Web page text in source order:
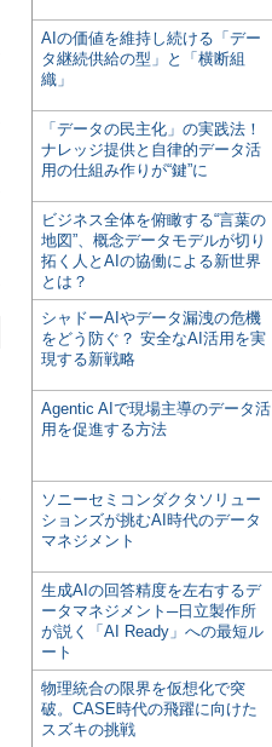
AIの価値を維持し続ける「デー
タ継続供給の型」と「横断組
織」
「データの民主化」の実践法！
ナレッジ提供と自律的データ活
用の仕組み作りが“鍵”に
ビジネス全体を俯瞰する“言葉の
地図”、概念データモデルが切り
拓く人とAIの協働による新世界
とは？
シャドーAIやデータ漏洩の危機
をどう防ぐ？ 安全なAI活用を実
現する新戦略
Agentic AIで現場主導のデータ活
用を促進する方法
ソニーセミコンダクタソリュー
ションズが挑むAI時代のデータ
マネジメント
生成AIの回答精度を左右するデ
ータマネジメント─日立製作所
が説く「AI Ready」への最短ル
ート
物理統合の限界を仮想化で突
破。CASE時代の飛躍に向けた
スズキの挑戦